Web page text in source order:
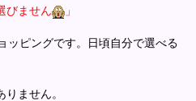
びません 」
ッピングです。日頃自分で選べる
ません。